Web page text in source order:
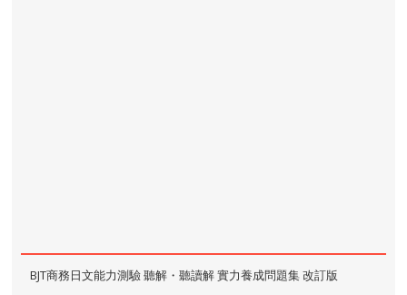
BJT商務日文能力測驗 聽解・聽讀解 實力養成問題集 改訂版